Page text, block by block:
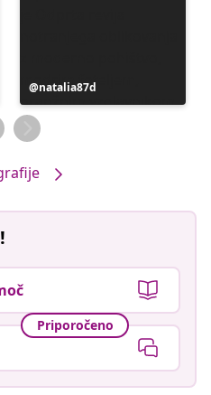
Objavo
je
objavil
natalia87d
Priporočeno